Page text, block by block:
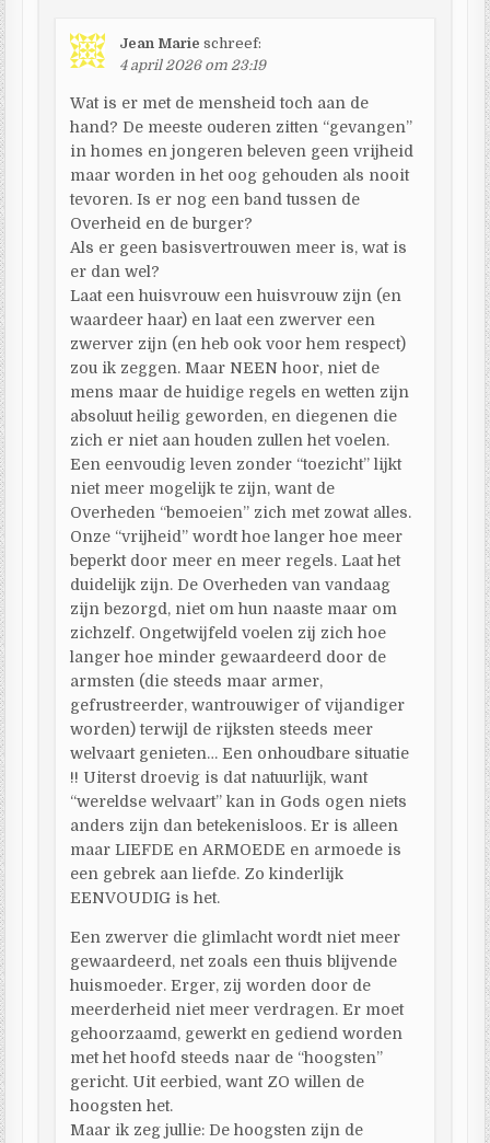
Jean Marie schreef:
4 april 2026 om 23:19
Wat is er met de mensheid toch aan de
hand? De meeste ouderen zitten “gevangen”
in homes en jongeren beleven geen vrijheid
maar worden in het oog gehouden als nooit
tevoren. Is er nog een band tussen de
Overheid en de burger?
Als er geen basisvertrouwen meer is, wat is
er dan wel?
Laat een huisvrouw een huisvrouw zijn (en
waardeer haar) en laat een zwerver een
zwerver zijn (en heb ook voor hem respect)
zou ik zeggen. Maar NEEN hoor, niet de
mens maar de huidige regels en wetten zijn
absoluut heilig geworden, en diegenen die
zich er niet aan houden zullen het voelen.
Een eenvoudig leven zonder “toezicht” lijkt
niet meer mogelijk te zijn, want de
Overheden “bemoeien” zich met zowat alles.
Onze “vrijheid” wordt hoe langer hoe meer
beperkt door meer en meer regels. Laat het
duidelijk zijn. De Overheden van vandaag
zijn bezorgd, niet om hun naaste maar om
zichzelf. Ongetwijfeld voelen zij zich hoe
langer hoe minder gewaardeerd door de
armsten (die steeds maar armer,
gefrustreerder, wantrouwiger of vijandiger
worden) terwijl de rijksten steeds meer
welvaart genieten… Een onhoudbare situatie
!! Uiterst droevig is dat natuurlijk, want
“wereldse welvaart” kan in Gods ogen niets
anders zijn dan betekenisloos. Er is alleen
maar LIEFDE en ARMOEDE en armoede is
een gebrek aan liefde. Zo kinderlijk
EENVOUDIG is het.
Een zwerver die glimlacht wordt niet meer
gewaardeerd, net zoals een thuis blijvende
huismoeder. Erger, zij worden door de
meerderheid niet meer verdragen. Er moet
gehoorzaamd, gewerkt en gediend worden
met het hoofd steeds naar de “hoogsten”
gericht. Uit eerbied, want ZO willen de
hoogsten het.
Maar ik zeg jullie: De hoogsten zijn de